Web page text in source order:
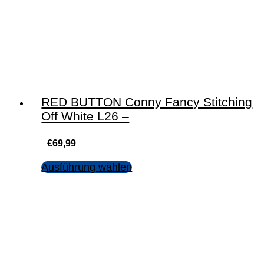
RED BUTTON Conny Fancy Stitching
Off White L26 –
€69,99
Ausführung wählen